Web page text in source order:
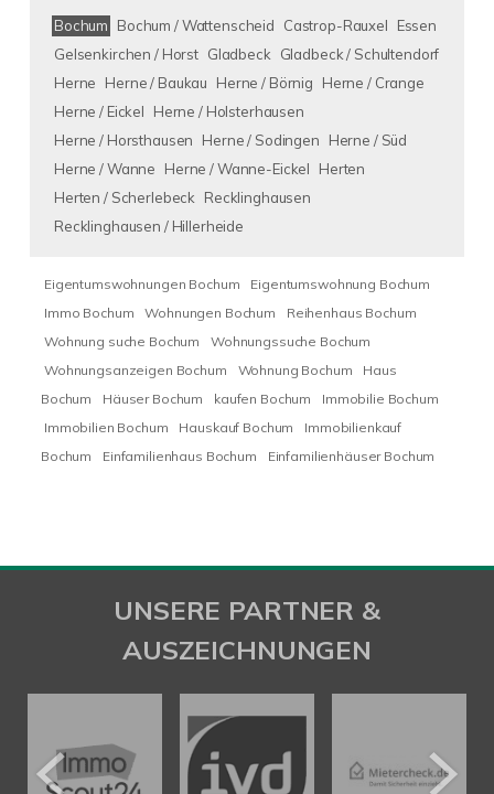
Bochum Bochum / Wattenscheid Castrop-Rauxel
Essen
Gelsenkirchen / Horst Gladbeck
Gladbeck / Schultendorf
Herne
Herne / Baukau Herne / Börnig
Herne / Crange
Herne / Eickel
Herne / Holsterhausen
Herne / Horsthausen
Herne / Sodingen
Herne / Süd
Herne / Wanne
Herne / Wanne-Eickel
Herten
Herten / Scherlebeck
Recklinghausen
Recklinghausen / Hillerheide
Eigentumswohnungen Bochum
Eigentumswohnung Bochum
Immo Bochum
Wohnungen Bochum
Reihenhaus Bochum
Wohnung suche Bochum
Wohnungssuche Bochum
Wohnungsanzeigen Bochum
Wohnung Bochum
Haus
Bochum
Häuser Bochum kaufen Bochum
Immobilie Bochum
Immobilien Bochum
Hauskauf Bochum
Immobilienkauf
Bochum
Einfamilienhaus Bochum Einfamilienhäuser Bochum
UNSERE PARTNER &
AUSZEICHNUNGEN